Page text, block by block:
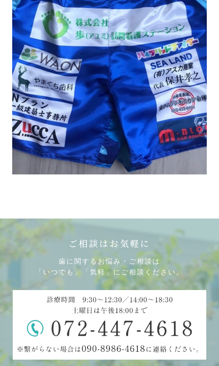
ご相談はお気軽に
歯に関するお悩み・ご相談は
「いつでも」「気軽」にご相談ください。